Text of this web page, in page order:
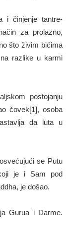
i činjenje tantre-
za prolazno,
što živim bićima
razlike u karmi
postojanju
čovek[1], osoba
da luta u
se Putu
je i Sam pod
je došao.
Gurua i Darme.